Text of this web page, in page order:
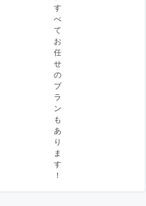
す
べ
て
お
任
せ
の
プ
ラ
ン
も
あ
り
ま
す
！